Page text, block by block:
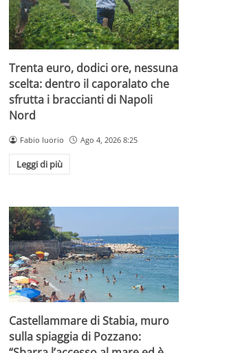
Trenta euro, dodici ore, nessuna
scelta: dentro il caporalato che
sfrutta i braccianti di Napoli
Nord
Fabio Iuorio Ago 4, 2026 8:25
Leggi di più
Castellammare di Stabia, muro
sulla spiaggia di Pozzano: